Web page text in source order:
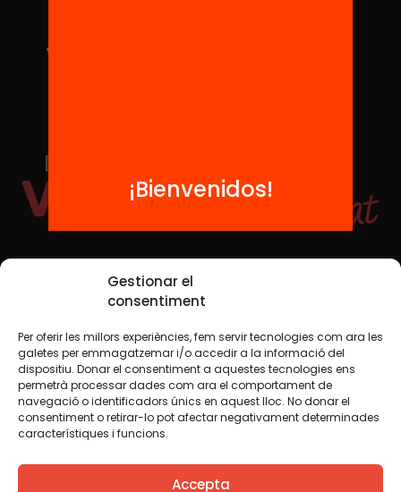
Gestionar el
consentiment
Per oferir les millors experiències, fem servir tecnologies com ara les
galetes per emmagatzemar i/o accedir a la informació del
dispositiu. Donar el consentiment a aquestes tecnologies ens
permetrà processar dades com ara el comportament de
navegació o identificadors únics en aquest lloc. No donar el
consentiment o retirar-lo pot afectar negativament determinades
característiques i funcions.
Accepta
Redes sociales
TWT YTB IG FB IN
Aviso legalPolítica de cookies
Creemos que el conocimiento debe compartirse. Por eso
utilizamos una licencia Creative Commons, salvo que en
¡Bienvenidos!